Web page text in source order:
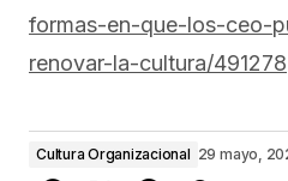
formas-en-que-los-ceo-
renovar-la-cultura/491278
Cultura Organizacional 29 mayo,